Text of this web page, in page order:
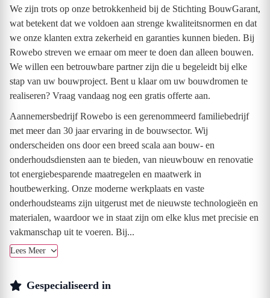
We zijn trots op onze betrokkenheid bij de Stichting BouwGarant,
wat betekent dat we voldoen aan strenge kwaliteitsnormen en dat
we onze klanten extra zekerheid en garanties kunnen bieden. Bij
Rowebo streven we ernaar om meer te doen dan alleen bouwen.
We willen een betrouwbare partner zijn die u begeleidt bij elke
stap van uw bouwproject. Bent u klaar om uw bouwdromen te
realiseren? Vraag vandaag nog een gratis offerte aan.
Aannemersbedrijf Rowebo is een gerenommeerd familiebedrijf
met meer dan 30 jaar ervaring in de bouwsector. Wij
onderscheiden ons door een breed scala aan bouw- en
onderhoudsdiensten aan te bieden, van nieuwbouw en renovatie
tot energiebesparende maatregelen en maatwerk in
houtbewerking. Onze moderne werkplaats en vaste
onderhoudsteams zijn uitgerust met de nieuwste technologieën en
materialen, waardoor we in staat zijn om elke klus met precisie en
vakmanschap uit te voeren. Bij...
Lees Meer
Gespecialiseerd in